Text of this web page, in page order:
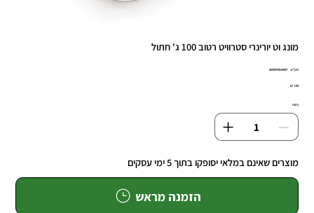
מונג וט יורינרי סטרוויט רטוב 100 ג' חתול
מק"ט:
מק"ט
8009470014847
מחיר
‏7.00 ‏₪
כמות
מוצרים שאינם במלאי יסופקו בתוך 5 ימי עסקים
הזמנה מראש